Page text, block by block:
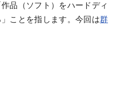
品（ソフト）をハードディ
ことを指します。今回は群